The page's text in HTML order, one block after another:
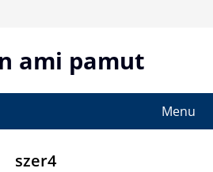
ami pamut
Menu
szer4